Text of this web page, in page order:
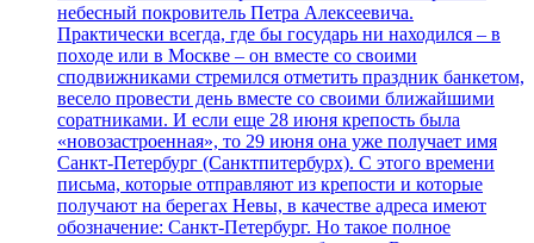
небесный покровитель Петра Алексеевича.
Практически всегда, где бы государь ни находился – в
походе или в Москве – он вместе со своими
сподвижниками стремился отметить праздник банкетом,
весело провести день вместе со своими ближайшими
соратниками. И если еще 28 июня крепость была
«новозастроенная», то 29 июня она уже получает имя
Санкт-Петербург (Санктпитербурх). С этого времени
письма, которые отправляют из крепости и которые
получают на берегах Невы, в качестве адреса имеют
обозначение: Санкт-Петербург. Но такое полное